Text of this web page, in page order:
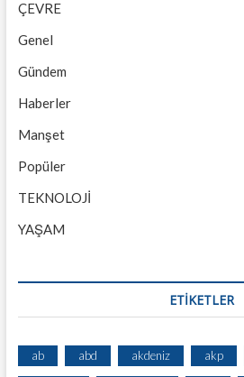
ÇEVRE
Genel
Gündem
Haberler
Manşet
Popüler
TEKNOLOJİ
YAŞAM
ETİKETLER
ab abd akdeniz akp